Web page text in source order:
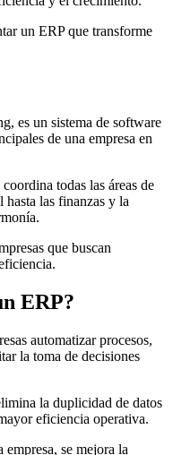
un ERP que transforme
es un sistema de software
de una empresa en
todas las áreas de
hasta las finanzas y la
que buscan
ERP?
automatizar procesos,
la toma de decisiones
la duplicidad de datos
eficiencia operativa.
empresa, se mejora la